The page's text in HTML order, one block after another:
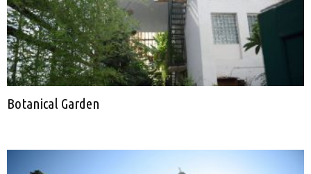
Botanical Garden